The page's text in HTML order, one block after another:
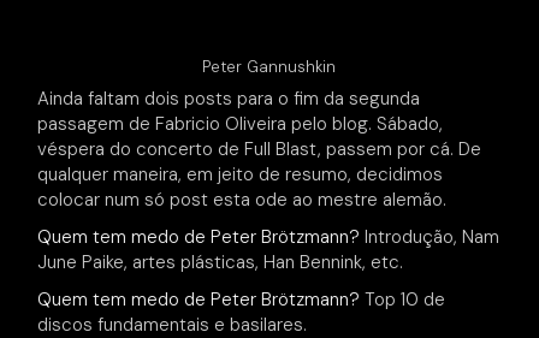
Peter Gannushkin
Ainda faltam dois posts para o fim da segunda
passagem de Fabricio Oliveira pelo blog. Sábado,
véspera do concerto de Full Blast, passem por cá. De
qualquer maneira, em jeito de resumo, decidimos
colocar num só post esta ode ao mestre alemão.
Quem tem medo de Peter Brötzmann? Introdução, Nam
June Paike, artes plásticas, Han Bennink, etc.
Quem tem medo de Peter Brötzmann? Top 10 de
discos fundamentais e basilares.